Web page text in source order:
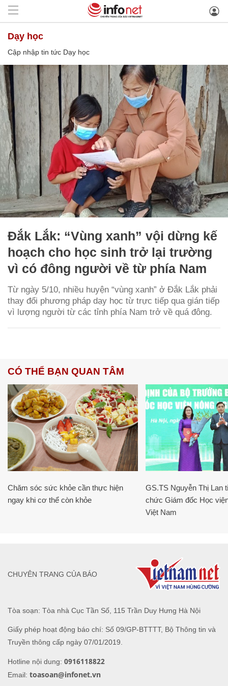
Dạy học
Cập nhập tin tức Dạy học
Đắk Lắk: “Vùng xanh” vội dừng kế
hoạch cho học sinh trở lại trường
vì có đông người về từ phía Nam
Từ ngày 5/10, nhiều huyện “vùng xanh” ở Đắk Lắk phải
thay đổi phương pháp dạy học từ trực tiếp qua gián tiếp
vì lượng người từ các tỉnh phía Nam trở về quá đông.
CÓ THỂ BẠN QUAN TÂM
Chăm sóc sức khỏe cần thực hiện
ngay khi cơ thể còn khỏe
GS.TS Nguyễn Thị Lan
chức Giám đốc Học
Việt Nam
Tòa soạn: Tòa nhà Cục Tần Số, 115 Trần Duy Hưng Hà Nội
Giấy phép hoạt động báo chí: Số 09/GP-BTTTT, Bộ Thông tin và
Truyền thông cấp ngày 07/01/2019.
Hotline nội dung: 0916118822
Email: toasoan@infonet.vn
CHUYÊN TRANG CỦA BÁO